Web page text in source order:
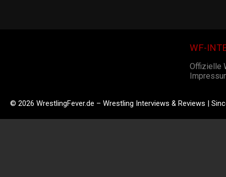
WF-
Offizielle
© 2026 WrestlingFever.de – Wrestling Interviews & Reviews |